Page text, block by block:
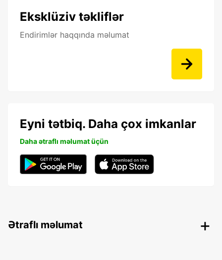
Eksklüziv təkliflər
Endirimlər haqqında məlumat
Eyni tətbiq. Daha çox imkanlar
Daha ətraflı məlumat üçün
Ətraflı məlumat